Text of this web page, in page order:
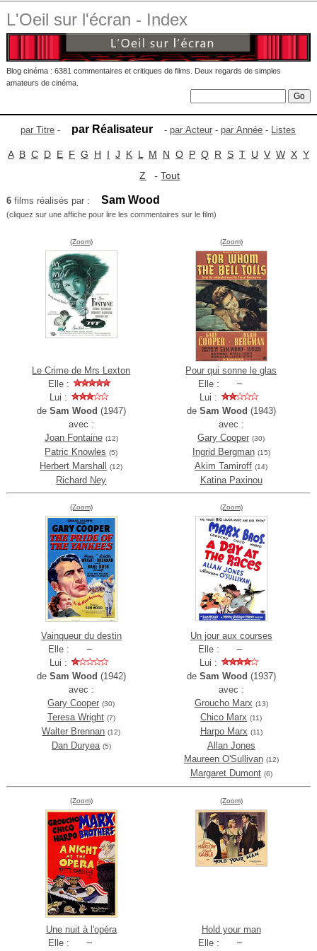
L'Oeil sur l'écran - Index
Blog cinéma : 6381 commentaires et critiques de films. Deux regards de simples
amateurs de cinéma.
par Titre - par Réalisateur -par Acteur -par Année - Listes
A B C D E F G H I J K L M N O P Q R S T U V W X Y
Z -Tout
6films réalisés par : Sam Wood
(cliquez sur une affiche pour lire les commentaires sur le film)
(Zoom)
Le Crime de Mrs Lexton
Elle :
Lui :
de Sam Wood (1947)
avec :
Joan Fontaine (12)
Patric Knowles (5)
Herbert Marshall (12)
Richard Ney
(Zoom)
Pour qui sonne le glas
Elle :
Lui :
de Sam Wood (1943)
avec :
Gary Cooper (30)
Ingrid Bergman (15)
Akim Tamiroff (14)
Katina Paxinou
(Zoom)
Vainqueur du destin
Elle :
Lui :
de Sam Wood (1942)
avec :
Gary Cooper (30)
Teresa Wright (7)
Walter Brennan (12)
Dan Duryea (5)
(Zoom)
Un jour aux courses
Elle :
Lui :
de Sam Wood (1937)
avec :
Groucho Marx (13)
Chico Marx (11)
Harpo Marx (11)
Allan Jones
Maureen O'Sullivan (12)
Margaret Dumont (6)
(Zoom)
Une nuit à l'opéra
Elle :
(Zoom)
Hold your man
Elle :